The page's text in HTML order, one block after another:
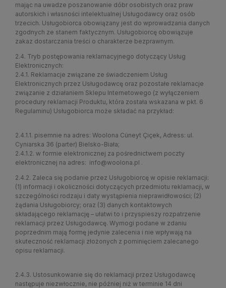
mając na uwadze poszanowanie dóbr osobistych oraz praw
autorskich i własności intelektualnej Usługodawcy oraz osób
trzecich. Usługobiorca obowiązany jest do wprowadzania danych
zgodnych ze stanem faktycznym. Usługobiorcę obowiązuje
zakaz dostarczania treści o charakterze bezprawnym.
2.4. Tryb postępowania reklamacyjnego dotyczący Usług
Elektronicznych:
2.4.1. Reklamacje związane ze świadczeniem Usług
Elektronicznych przez Usługodawcę oraz pozostałe reklamacje
związanie z działaniem Sklepu Internetowego (z wyłączeniem
procedury reklamacji Produktu, która została wskazana w pkt. 6
Regulaminu) Usługobiorca może składać na przykład:
2.4.1.1. pisemnie na adres: Woolona Cüneyt Çiçek, Adress: ul.
Cyniarska 36 (parter) Bielsko-Biała;
2.4.1.2. w formie elektronicznej za pośrednictwem poczty
elektronicznej na adres: info@woolona.pl .
2.4.2. Zaleca się podanie przez Usługobiorcę w opisie reklamacji:
(1) informacji i okoliczności dotyczących przedmiotu reklamacji, w
szczególności rodzaju i daty wystąpienia nieprawidłowości; (2)
żądania Usługobiorcy; oraz (3) danych kontaktowych
składającego reklamację – ułatwi to i przyspieszy rozpatrzenie
reklamacji przez Usługodawcę. Wymogi podane w zdaniu
poprzednim mają formę jedynie zalecenia i nie wpływają na
skuteczność reklamacji złożonych z pominięciem zalecanego
opisu reklamacji.
2.4.3. Ustosunkowanie się do reklamacji przez Usługodawcę
następuje niezwłocznie, nie później niż w terminie 14 dni